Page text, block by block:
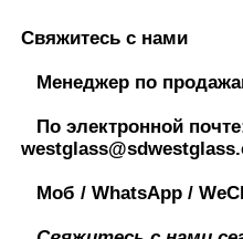
Свяжитесь с нами
Менеджер по
По электронной
Моб / WhatsApp /